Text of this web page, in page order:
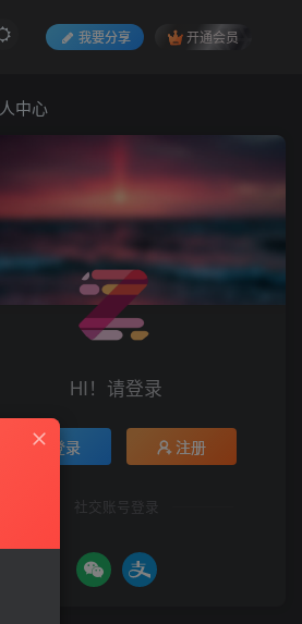
我要分享 开通会员
中心
HI！请登录
登录 注册
社交账号登录